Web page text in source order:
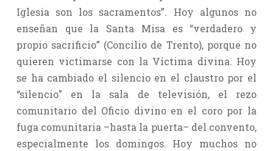
Iglesia son los sacramentos”. Hoy algunos no
enseñan que la Santa Misa es “verdadero y
propio sacrificio” (Concilio de Trento), porque no
quieren victimarse con la Víctima divina. Hoy
se ha cambiado el silencio en el claustro por el
“silencio” en la sala de televisión, el rezo
comunitario del Oficio divino en el coro por la
fuga comunitaria –hasta la puerta– del convento,
especialmente los domingos. Hoy muchos no